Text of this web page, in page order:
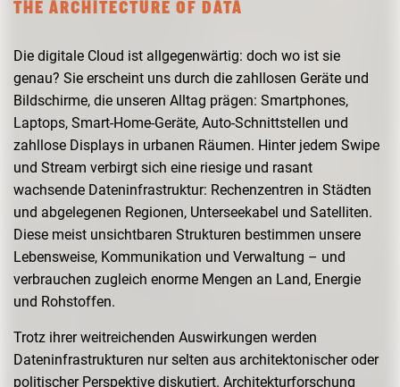
THE ARCHITECTURE OF DATA
Die digitale Cloud ist allgegenwärtig: doch wo ist sie
genau? Sie erscheint uns durch die zahllosen Geräte und
Bildschirme, die unseren Alltag prägen: Smartphones,
Laptops, Smart-Home-Geräte, Auto-Schnittstellen und
zahllose Displays in urbanen Räumen. Hinter jedem Swipe
und Stream verbirgt sich eine riesige und rasant
wachsende Dateninfrastruktur: Rechenzentren in Städten
und abgelegenen Regionen, Unterseekabel und Satelliten.
Diese meist unsichtbaren Strukturen bestimmen unsere
Lebensweise, Kommunikation und Verwaltung – und
verbrauchen zugleich enorme Mengen an Land, Energie
und Rohstoffen.
Trotz ihrer weitreichenden Auswirkungen werden
Dateninfrastrukturen nur selten aus architektonischer oder
politischer Perspektive diskutiert. Architekturforschung